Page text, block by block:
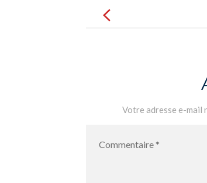
navigation
Votre adresse e-mail